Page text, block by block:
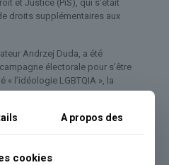
et Justice (PiS), qui s’était
droits supplémentaires aux
Andrzej Duda, a été
électorale pour s’être
« l’idéologie LGBTQIA », la
de politiques publiques hostiles
les conséquences sur la santé
A propos des
cookies